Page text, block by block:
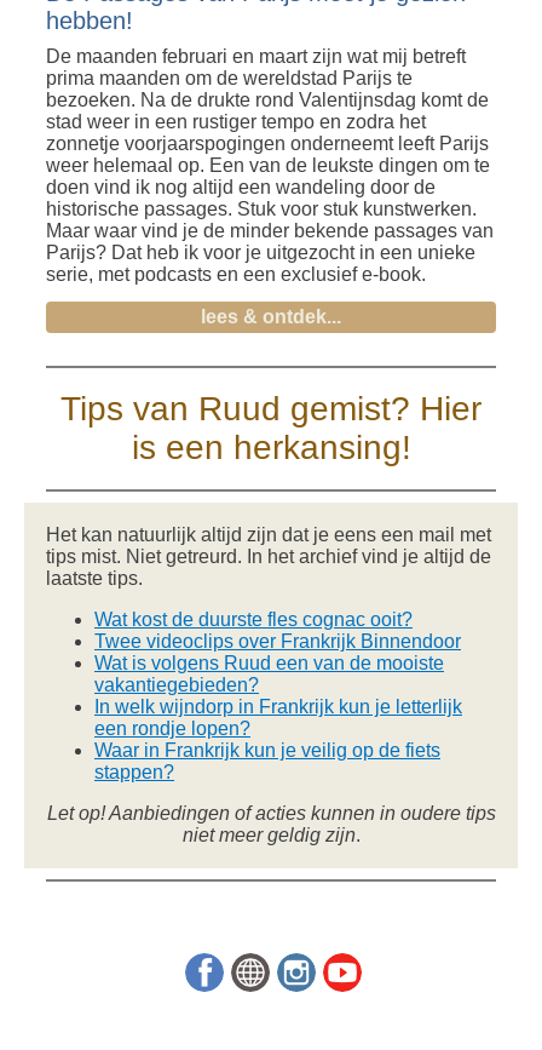
hebben!
De maanden februari en maart zijn wat mij betreft
prima maanden om de wereldstad Parijs te
bezoeken. Na de drukte rond Valentijnsdag komt de
stad weer in een rustiger tempo en zodra het
zonnetje voorjaarspogingen onderneemt leeft Parijs
weer helemaal op. Een van de leukste dingen om te
doen vind ik nog altijd een wandeling door de
historische passages. Stuk voor stuk kunstwerken.
Maar waar vind je de minder bekende passages van
Parijs? Dat heb ik voor je uitgezocht in een unieke
serie, met podcasts en een exclusief e-book.
lees & ontdek...
Tips van Ruud gemist? Hier
is een herkansing!
Het kan natuurlijk altijd zijn dat je eens een mail met
tips mist. Niet getreurd. In het archief vind je altijd de
laatste tips.
Wat kost de duurste fles cognac ooit?
Twee videoclips over Frankrijk Binnendoor
Wat is volgens Ruud een van de mooiste
vakantiegebieden?
In welk wijndorp in Frankrijk kun je letterlijk
een rondje lopen?
Waar in Frankrijk kun je veilig op de fiets
stappen?
Let op! Aanbiedingen of acties kunnen in oudere tips
niet meer geldig zijn.